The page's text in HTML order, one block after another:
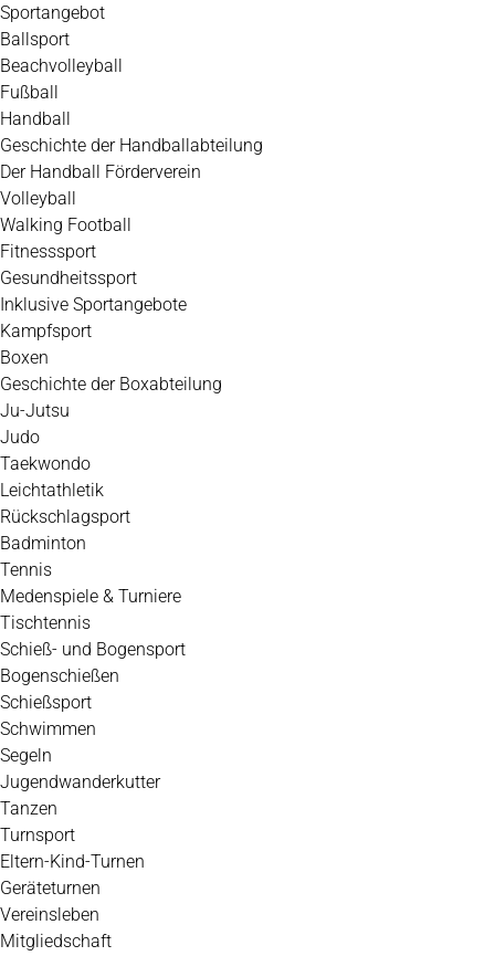
Zum
Inhalt
springen
Sportangebot
Ballsport
Beachvolleyball
Fußball
Handball
Geschichte der Handballabteilung
Der Handball Förderverein
Volleyball
Walking Football
Fitnesssport
Gesundheitssport
Inklusive Sportangebote
Kampfsport
Boxen
Geschichte der Boxabteilung
Ju-Jutsu
Judo
Taekwondo
Leichtathletik
Rückschlagsport
Badminton
Tennis
Medenspiele & Turniere
Tischtennis
Schieß- und Bogensport
Bogenschießen
Schießsport
Schwimmen
Segeln
Jugendwanderkutter
Tanzen
Turnsport
Eltern-Kind-Turnen
Geräteturnen
Vereinsleben
Mitgliedschaft